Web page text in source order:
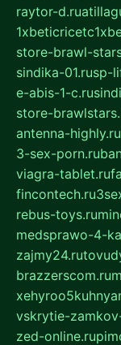
raytor-d.ru
store-brawl-
sindika-01.rusp-
e-abis-1-c.ru
store-
antenna-highly.ru
3-sex-porn.ru
viagra-tablet.ru
fincontech.ru
rebus-toys.ru
medsprawo-4-
zajmy24.ru
brazzerscom.ru
vskrytie-
zed-online.ru